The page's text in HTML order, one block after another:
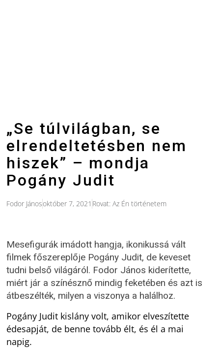
„Se túlvilágban, se
elrendeltetésben nem
hiszek” – mondja
Pogány Judit
Fodor Jánosoktóber 7, 2021 Rovat:Az Én történetem
Mesefigurák imádott hangja, ikonikussá vált
filmek főszereplője Pogány Judit, de keveset
tudni belső világáról. Fodor János kiderítette,
miért jár a színésznő mindig feketében és azt is
átbeszélték, milyen a viszonya a halálhoz.
Pogány Judit kislány volt, amikor elveszítette
édesapját, de benne tovább élt, és él a mai
napig.